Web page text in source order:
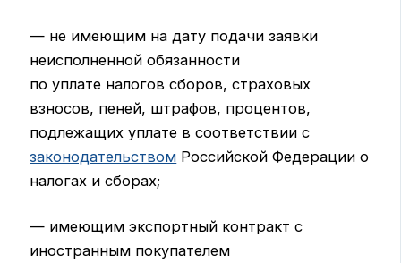
— не имеющим на дату подачи заявки
неисполненной обязанности
по уплате налогов сборов, страховых
взносов, пеней, штрафов, процентов,
подлежащих уплате в соответствии с
законодательством Российской Федерации о
налогах и сборах;
— имеющим экспортный контракт с
иностранным покупателем